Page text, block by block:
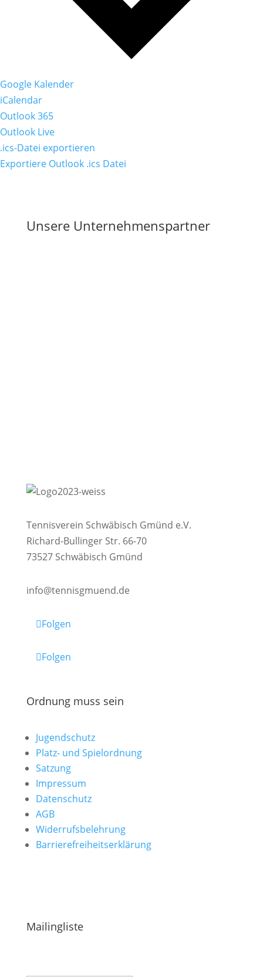
Google Kalender
iCalendar
Outlook 365
Outlook Live
.ics-Datei exportieren
Exportiere Outlook .ics Datei
Unsere Unternehmenspartner
Tennisverein Schwäbisch Gmünd e.V.
Richard-Bullinger Str. 66-70
73527 Schwäbisch Gmünd
info@tennisgmuend.de
Folgen
Folgen
Ordnung muss sein
Jugendschutz
Platz- und Spielordnung
Satzung
Impressum
Datenschutz
AGB
Widerrufsbelehrung
Barrierefreiheitserklärung
Mailingliste